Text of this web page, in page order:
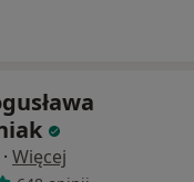
· Więcej